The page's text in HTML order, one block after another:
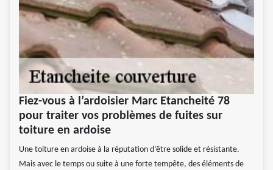
Fiez-vous à l’ardoisier Marc Etancheité 78
pour traiter vos problèmes de fuites sur
toiture en ardoise
Une toiture en ardoise à la réputation d’être solide et résistante.
Mais avec le temps ou suite à une forte tempête, des éléments de